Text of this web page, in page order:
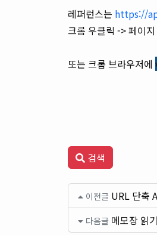
레퍼런스는 https://
크롬 우클릭 -> 페이
또는 크롬 브라우저에
검색
이전글 URL 단축
다음글 메모장 읽